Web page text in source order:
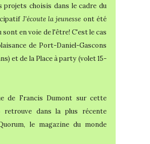
projets choisis dans le cadre du
J'écoute la jeunesse ont été
sont en voie de l'être! C'est le cas
de Port-Daniel-Gascons
et de la Place à party (volet 15-
de Francis Dumont sur cette
retrouve dans la plus récente
le magazine du monde